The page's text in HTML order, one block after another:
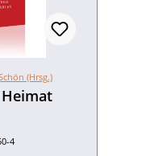
(Hrsg.)
4